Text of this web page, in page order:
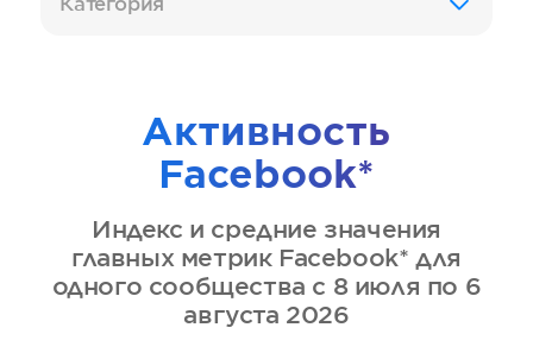
Категория
Активность
Facebook*
Индекс и средние значения
главных метрик Facebook* для
одного сообщества с 8 июля по 6
августа 2026